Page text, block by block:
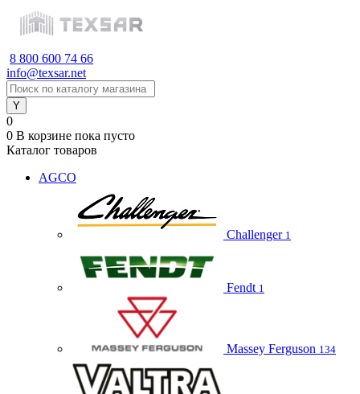
8 800 600 74 66
info@texsar.net
0
0 В корзине пока пусто
Каталог товаров
AGCO
Challenger 1
Fendt 1
Massey Ferguson 134